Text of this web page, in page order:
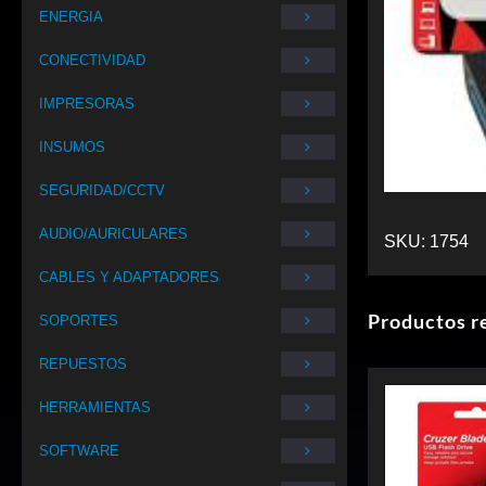
ENERGIA
CONECTIVIDAD
IMPRESORAS
INSUMOS
SEGURIDAD/CCTV
AUDIO/AURICULARES
CABLES Y ADAPTADORES
SOPORTES
REPUESTOS
HERRAMIENTAS
SOFTWARE
SKU: 1754
Productos